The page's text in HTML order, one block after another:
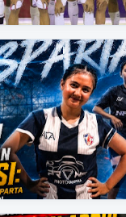
Tangguh:
0 atas Skaduta LB